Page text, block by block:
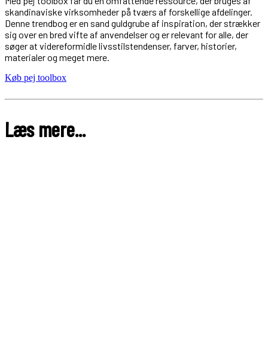
skandinaviske virksomheder på tværs af forskellige afdelinger.
Denne trendbog er en sand guldgrube af inspiration, der strækker
sig over en bred vifte af anvendelser og er relevant for alle, der
søger at videreformidle livsstilstendenser, farver, historier,
materialer og meget mere.
Køb pej toolbox
Læs mere...